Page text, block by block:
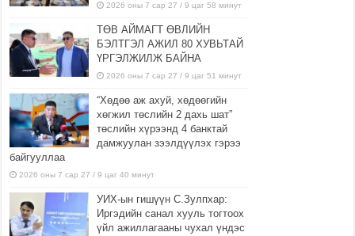
2026 оны 7 сар 27 / 9 цаг 58 минут
ТӨВ АЙМАГТ ӨВЛИЙН
БЭЛТГЭЛ АЖИЛ 80 ХУВЬТАЙ
ҮРГЭЛЖИЛЖ БАЙНА
2026 оны 7 сар 27 / 9 цаг 51 минут
“Хөдөө аж ахуй, хөдөөгийн
хөгжил төслийн 2 дахь шат”
төслийн хүрээнд 4 банктай
дамжуулан зээлдүүлэх гэрээ
байгууллаа
2026 оны 7 сар 27 / 9 цаг 40 минут
УИХ-ын гишүүн С.Зулпхар:
Иргэдийн санал хууль тогтоох
үйл ажиллагааны чухал үндэс